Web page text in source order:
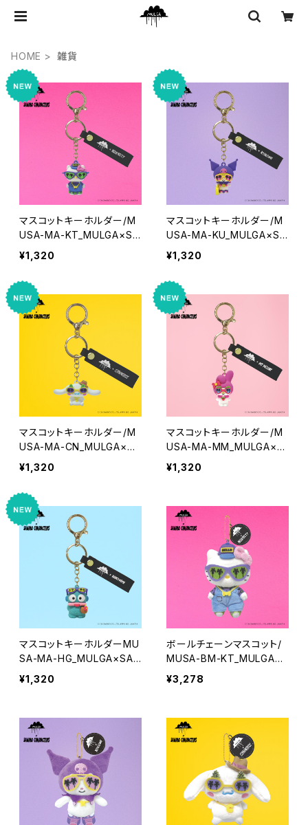
HOME 雑貨
マスコットキーホルダー/M
USA-MA-KT_MULGA×SA
NRIOCHARACTERS_Hell
o Kitty
¥1,320
マスコットキーホルダー/M
USA-MA-KU_MULGA×SA
NRIOCHARACTERS_Kur
omi
¥1,320
マスコットキーホルダー/M
USA-MA-CN_MULGA×SA
NRIOCHARACTERS_Cinn
amoroll
¥1,320
マスコットキーホルダー/M
USA-MA-MM_MULGA×S
ANRIOCHARACTERS_My
Melody
¥1,320
マスコットキーホルダーMU
SA-MA-HG_MULGA×SAN
RIOCHARACTERS_Hang
yodon
¥1,320
ボールチェーンマスコット/
MUSA-BM-KT_MULGA×S
ANRIOCHARACTERS_He
llo Kitty
¥3,278